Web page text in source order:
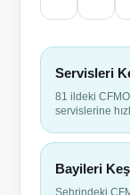
Servisleri
81 ildeki
servislerine
Bayileri